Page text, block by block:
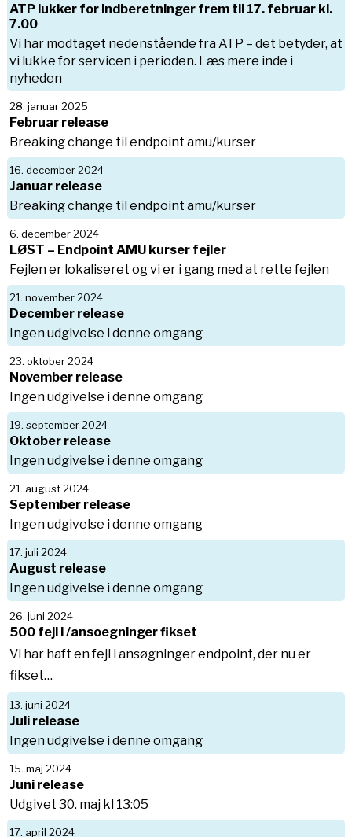
ATP lukker for indberetninger frem til 17. februar kl.
7.00
Vi har modtaget nedenstående fra ATP – det betyder, at
vi lukke for servicen i perioden. Læs mere inde i
nyheden
28. januar 2025
Februar release
Breaking change til endpoint amu/kurser
16. december 2024
Januar release
Breaking change til endpoint amu/kurser
6. december 2024
LØST – Endpoint AMU kurser fejler
Fejlen er lokaliseret og vi er i gang med at rette fejlen
21. november 2024
December release
Ingen udgivelse i denne omgang
23. oktober 2024
November release
Ingen udgivelse i denne omgang
19. september 2024
Oktober release
Ingen udgivelse i denne omgang
21. august 2024
September release
Ingen udgivelse i denne omgang
17. juli 2024
August release
Ingen udgivelse i denne omgang
26. juni 2024
500 fejl i /ansoegninger fikset
Vi har haft en fejl i ansøgninger endpoint, der nu er
fikset…
13. juni 2024
Juli release
Ingen udgivelse i denne omgang
15. maj 2024
Juni release
Udgivet 30. maj kl 13:05
17. april 2024